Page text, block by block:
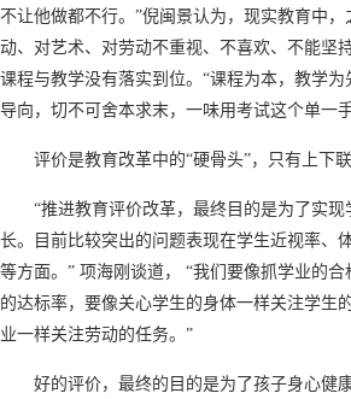
不让他做都不行。”倪闽景认为，现实教育中
动、对艺术、对劳动不重视、不喜欢、不能坚
课程与教学没有落实到位。“课程为本，教学
导向，切不可舍本求末，一味用考试这个单一
评价是教育改革中的“硬骨头”，只有上下
“推进教育评价改革，最终目的是为了实
长。目前比较突出的问题表现在学生近视率、
等方面。” 项海刚谈道， “我们要像抓学业的
的达标率，要像关心学生的身体一样关注学生
业一样关注劳动的任务。”
好的评价，最终的目的是为了孩子身心健康